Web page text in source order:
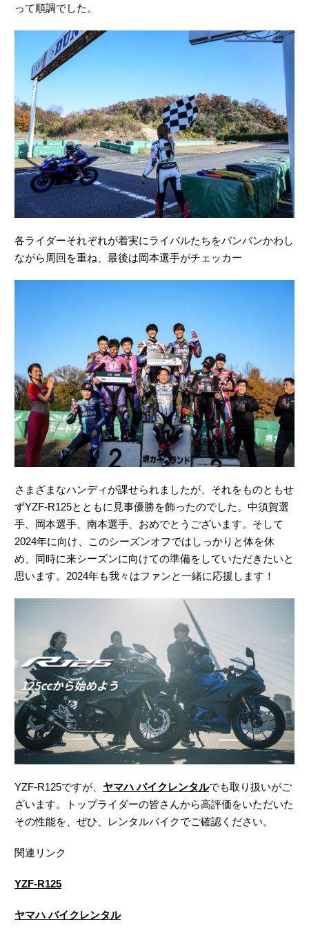
って順調でした。
各ライダーそれぞれが着実にライバルたちをバンバンかわし
ながら周回を重ね、最後は岡本選手がチェッカー
さまざまなハンディが課せられましたが、それをものともせ
ずYZF-R125とともに見事優勝を飾ったのでした。中須賀選
手、岡本選手、南本選手、おめでとうございます。そして
2024年に向け、このシーズンオフではしっかりと体を休
め、同時に来シーズンに向けての準備をしていただきたいと
思います。2024年も我々はファンと一緒に応援します！
YZF-R125ですが、 ヤマハ バイクレンタルでも取り扱いがご
ざいます。トップライダーの皆さんから高評価をいただいた
その性能を、ぜひ、レンタルバイクでご確認ください。
関連リンク
YZF-R125
ヤマハ バイクレンタル